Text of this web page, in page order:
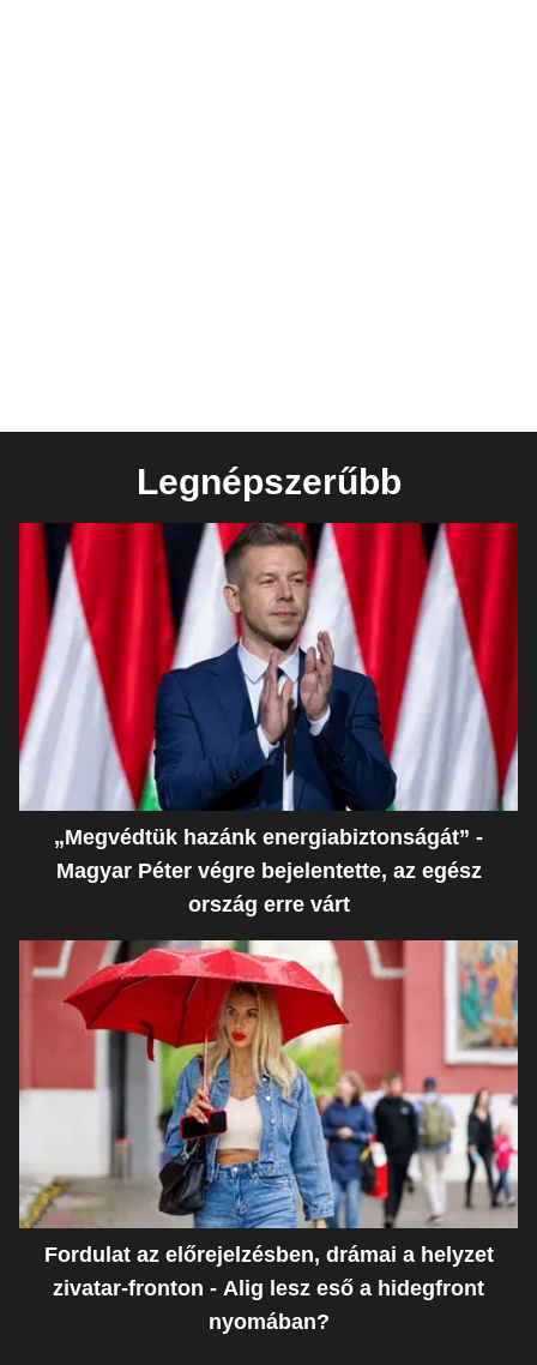
Legnépszerűbb
„Megvédtük hazánk energiabiztonságát” -
Magyar Péter végre bejelentette, az egész
ország erre várt
Fordulat az előrejelzésben, drámai a helyzet
zivatar-fronton - Alig lesz eső a hidegfront
nyomában?